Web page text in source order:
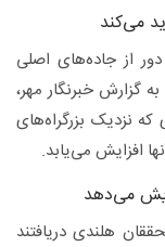
می‌کند
از جاده‌های اصلی
گزارش خبرنگار مهر،
که نزدیک بزرگراه‌های
افزایش می‌یابد.
می‌دهد
هلندی دریافتند